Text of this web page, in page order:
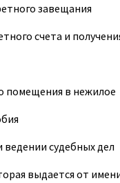
завещания
счета и
помещения в нежилое
ведении судебных дел
выдается от